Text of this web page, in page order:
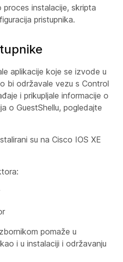
instalacije, skripta
pristupnika.
aplikacije koje se izvode u
bi održavale vezu s Control
i prikupljale informacije o
o GuestShellu, pogledajte
su na Cisco IOS XE
pomaže u
i u instalaciji i održavanju